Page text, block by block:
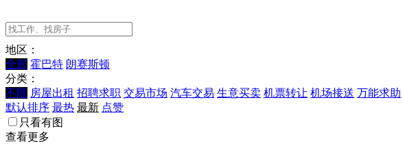
地区：
全部 霍巴特 朗赛斯顿
分类：
不限 房屋出租 招聘求职 交易市场 汽车交易 生意买卖 机票转让 机场接送 万能求助
默认排序 最热 最新 点赞
只看有图
查看更多